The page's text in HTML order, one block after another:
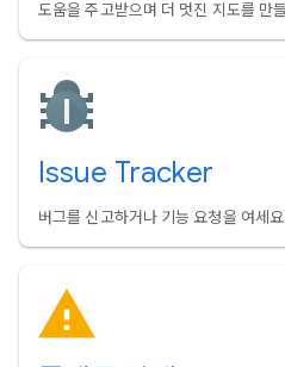
도움을 주고받으며 더 멋진 지도를 만
Issue Tracker
버그를 신고하거나 기능 요청을 여세